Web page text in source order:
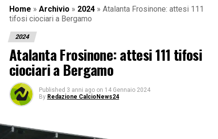
Home » Archivio » 2024 » Atalanta Frosinone: attesi 111
tifosi ciociari a Bergamo
2024
Atalanta Frosinone: attesi 111 tifosi
ciociari a Bergamo
Published 3 anni ago on 14 Gennaio 2024
By Redazione CalcioNews24